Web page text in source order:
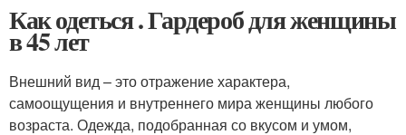
Как одеться . Гардероб для женщины
в 45 лет
Внешний вид – это отражение характера,
самоощущения и внутреннего мира женщины любого
возраста. Одежда, подобранная со вкусом и умом,